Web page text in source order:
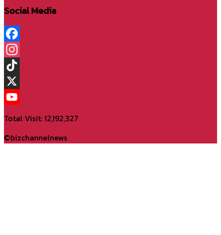
Social Media
Facebook
Instagram
TikTok
X
Total Visit: 12,192,327
©bizchannelnews